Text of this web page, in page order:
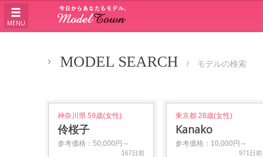
MENU
MODEL SEARCH / モデルの検索
神奈川県 59歳(女性)
伶桜子
参考価格：50,000円～
167日前
東京都 28歳(女性)
Kanako
参考価格：10,000円～
971日前